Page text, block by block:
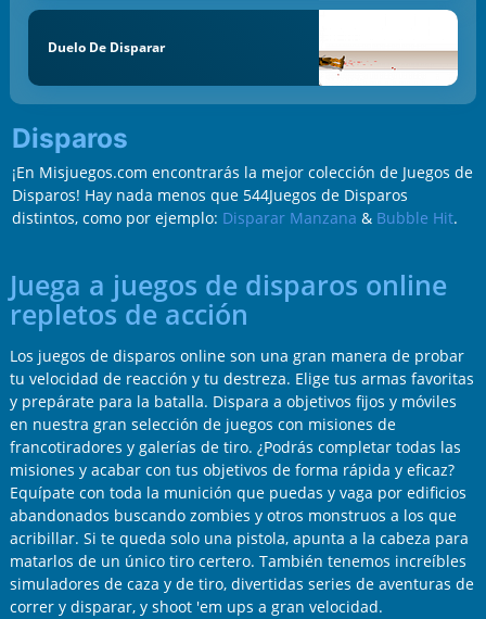
Duelo De Disparar
Disparos
¡En Misjuegos.com encontrarás la mejor colección de Juegos de
Disparos! Hay nada menos que 544Juegos de Disparos
distintos, como por ejemplo: Disparar Manzana & Bubble Hit.
Juega a juegos de disparos online
repletos de acción
Los juegos de disparos online son una gran manera de probar
tu velocidad de reacción y tu destreza. Elige tus armas favoritas
y prepárate para la batalla. Dispara a objetivos fijos y móviles
en nuestra gran selección de juegos con misiones de
francotiradores y galerías de tiro. ¿Podrás completar todas las
misiones y acabar con tus objetivos de forma rápida y eficaz?
Equípate con toda la munición que puedas y vaga por edificios
abandonados buscando zombies y otros monstruos a los que
acribillar. Si te queda solo una pistola, apunta a la cabeza para
matarlos de un único tiro certero. También tenemos increíbles
simuladores de caza y de tiro, divertidas series de aventuras de
correr y disparar, y shoot 'em ups a gran velocidad.